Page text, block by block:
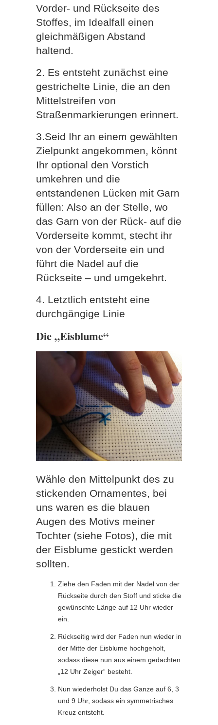
Vorder- und Rückseite des
Stoffes, im Idealfall einen
gleichmäßigen Abstand
haltend.
2. Es entsteht zunächst eine
gestrichelte Linie, die an den
Mittelstreifen von
Straßenmarkierungen erinnert.
3.Seid Ihr an einem gewählten
Zielpunkt angekommen, könnt
Ihr optional den Vorstich
umkehren und die
entstandenen Lücken mit Garn
füllen: Also an der Stelle, wo
das Garn von der Rück- auf die
Vorderseite kommt, stecht ihr
von der Vorderseite ein und
führt die Nadel auf die
Rückseite – und umgekehrt.
4. Letztlich entsteht eine
durchgängige Linie
Die „Eisblume“
Wähle den Mittelpunkt des zu
stickenden Ornamentes, bei
uns waren es die blauen
Augen des Motivs meiner
Tochter (siehe Fotos), die mit
der Eisblume gestickt werden
sollten.
Ziehe den Faden mit der Nadel von der
Rückseite durch den Stoff und sticke die
gewünschte Länge auf 12 Uhr wieder
ein.
Rückseitig wird der Faden nun wieder in
der Mitte der Eisblume hochgeholt,
sodass diese nun aus einem gedachten
„12 Uhr Zeiger“ besteht.
Nun wiederholst Du das Ganze auf 6, 3
und 9 Uhr, sodass ein symmetrisches
Kreuz entsteht.